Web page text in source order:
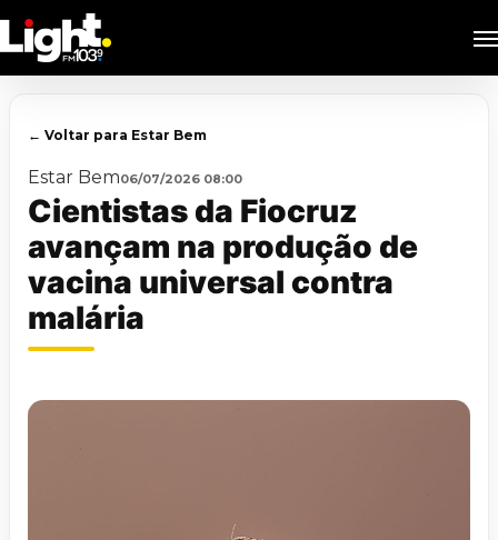
to
main
← Voltar para Estar Bem
Estar Bem06/07/2026 08:00
Cientistas da Fiocruz
avançam na produção de
vacina universal contra
malária